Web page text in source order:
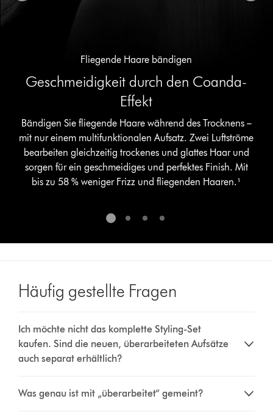
Fliegende Haare bändigen
Geschmeidigkeit durch den Coanda-
Effekt
Bändigen Sie fliegende Haare während des Trocknens –
mit nur einem multifunktionalen Aufsatz. Zwei Luftströme
bearbeiten gleichzeitig trockenes und glattes Haar und
sorgen für ein geschmeidiges und perfektes Finish. Mit
bis zu 58 % weniger Frizz und fliegenden Haaren.¹
Häufig gestellte Fragen
Ich möchte nicht das komplette Styling-Set
kaufen. Sind die neuen, überarbeiteten Aufsätze
auch separat erhältlich?
Was genau ist mit „überarbeitet“ gemeint?